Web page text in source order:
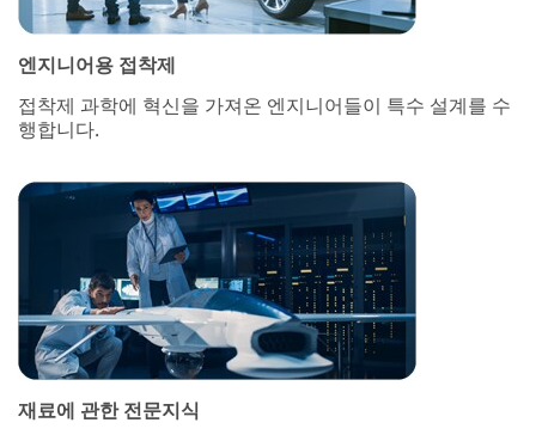
엔지니어용 접착제
접착제 과학에 혁신을 가져온 엔지니어들이 특수 설계를 수
행합니다.
재료에 관한 전문지식